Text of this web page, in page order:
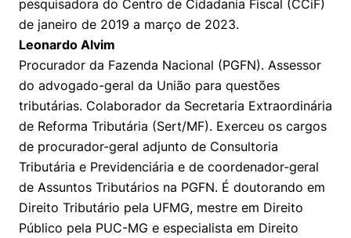
pesquisadora do Centro de Cidadania Fiscal (CCiF)
de janeiro de 2019 a março de 2023.
Leonardo Alvim
Procurador da Fazenda Nacional (PGFN). Assessor
do advogado-geral da União para questões
tributárias. Colaborador da Secretaria Extraordinária
de Reforma Tributária (Sert/MF). Exerceu os cargos
de procurador-geral adjunto de Consultoria
Tributária e Previdenciária e de coordenador-geral
de Assuntos Tributários na PGFN. É doutorando em
Direito Tributário pela UFMG, mestre em Direito
Público pela PUC-MG e especialista em Direito